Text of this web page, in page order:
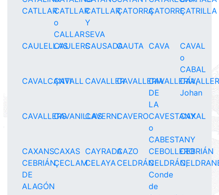
CATLLARCATLLAR
o
CALLAR
CATLLAR
Y
SEVA
ÇATORRAÇATORREÇATRILLA
CAULELLASCAULERSCAUSADACAUTA CAVA
CAVAL
o
CABAL
CAVALCANTI
ÇAVALL CAVALLERCAVALLERIACAVALLERÍA,
DE
LA
Johan
CAVALLERSCAVANILLASCAVERNICAVEROCAVESTANY
o
CABESTANY
CAXAL
CAXANSCAXAS CAYRADACAZO CEBOLLEROCEBRIÁN
CEBRIÁN
DE
ALAGÓN
ÇECLAMCELAYACELDRÁNCELDRÁN,
Conde
de